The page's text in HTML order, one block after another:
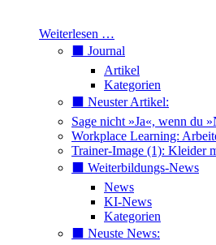
Weiterlesen …
⬛️ Journal
Artikel
Kategorien
⬛️ Neuster Artikel:
Sage nicht »Ja«, wenn du
Workplace Learning:
Trainer-Image (1): Kleider
⬛️ Weiterbildungs-News
News
KI-News
Kategorien
⬛️ Neuste News: